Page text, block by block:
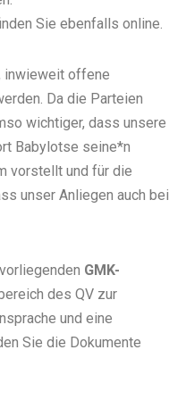
Sie ebenfalls online.
inwieweit offene
Da die Parteien
wichtiger, dass unsere
Babylotse seine*n
vorstellt und für die
unser Anliegen auch bei
GMK-
des QV zur
und eine
Sie die Dokumente